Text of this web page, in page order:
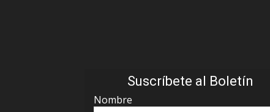
Suscríbete al Boletín
Nombre